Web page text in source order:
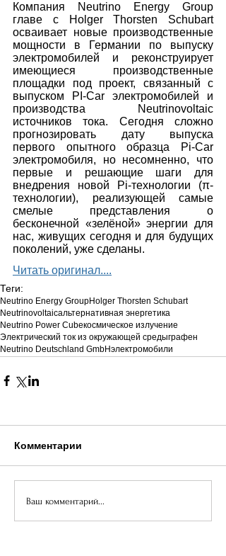
Компания Neutrino Energy Group
главе с Holger Thorsten Schubart
осваивает новые производственные
мощности в Германии по выпуску
электромобилей и реконструирует
имеющиеся производственные
площадки под проект, связанный с
выпуском PI-Car электромобилей и
производства Neutrinovoltaic
источников тока. Сегодня сложно
прогнозировать дату выпуска
первого опытного образца Pi-Car
электромобиля, но несомненно, что
первые и решающие шаги для
внедрения новой Pi-технологии (π-
технологии), реализующей самые
смелые представления о
бесконечной «зелёной» энергии для
нас, живущих сегодня и для будущих
поколений, уже сделаны.
Читать оригинал....
Теги:
Neutrino Energy GroupHolger Thorsten Schubart
Neutrinovoltaicальтернативная энергетика
Neutrino Power Cubeкосмическое излучение
Электрический ток из окружающей средыграфен
Neutrino Deutschland GmbHэлектромобили
Комментарии
Ваш комментарий...